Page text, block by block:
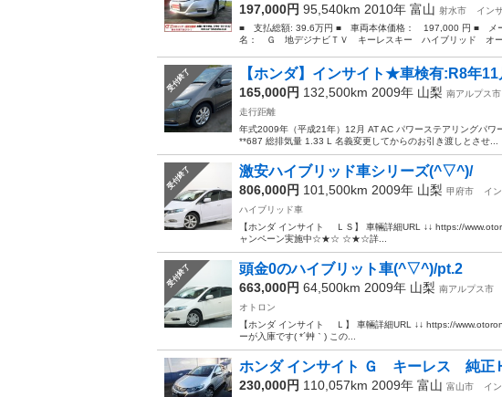
197,000円 95,540km 2010年 富山 射水市
イン
■ 支払総額: 39.6万円 ■ 車両本体価格： 197,000 円 ■
名： Ｇ 地デジナビＴＶ キーレスキー ハイブリッド オー
受付終了 【ホンダ】インサイト★車検有:R8年11
165,000円 132,500km 2009年 山梨 南アルプス市
走行距離
年式2009年（平成21年）12月 AT AC パワーステアリングパ
**687 総排気量 1.33 L 名義変更してからのお引き渡しとさせ...
受付終了 激安ハイブリッド車シリーズ(^▽^)/
806,000円 101,500km 2009年 山梨 甲府市
イ
ハイブリッド車
【ホンダ インサイト ＬＳ】 車輛詳細URL ↓↓ https://
ャンペーン実施中☆★☆ ☆★☆詳...
受付終了 頭金0のハイブリット車(^▽^)/pt.2
663,000円 64,500km 2009年 山梨 南アルプス市
オトロン
【ホンダ インサイト Ｌ】 車輛詳細URL ↓↓ https://
ーが入庫です( *´艸｀) この...
ホンダ インサイト Ｇ キーレス 純
230,000円 110,057km 2009年 富山 富山市
イ